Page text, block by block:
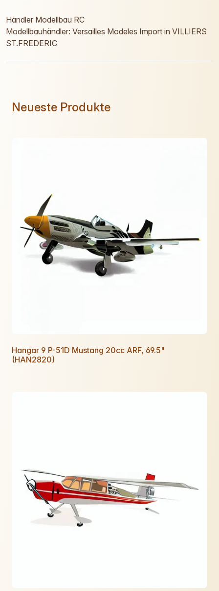
Händler Modellbau RC
Modellbauhändler: Versailles Modeles Import in VILLIERS
ST.FREDERIC
Neueste Produkte
Hangar 9 P-51D Mustang 20cc ARF, 69.5"
(HAN2820)